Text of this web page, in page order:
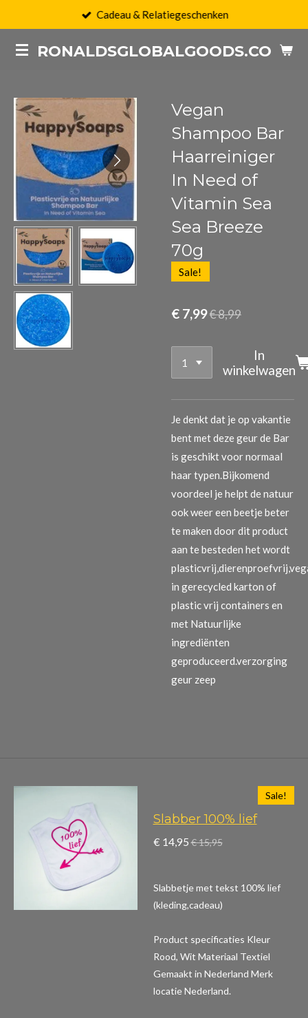
naar
RONALDSGLOBALGOODS.COM
Cadeau & Relatiegeschenken
Vegan
Shampoo Bar
Haarreiniger
In Need of
Vitamin Sea
Sea Breeze
70g
Sale!
€ 7,99€ 8,99
In
winkelwagen
Je denkt dat je op vakantie
bent met deze geur de Bar
is geschikt voor normaal
haar typen.Bijkomend
voordeel je helpt de natuur
ook weer een beetje beter
te maken door dit product
aan te besteden het wordt
in gerecycled karton of
plastic vrij containers en
met Natuurlijke
ingrediënten
geproduceerd.verzorging
geur zeep
Sale!
Slabber 100% lief
€ 14,95 € 15,95
Slabbetje met tekst 100% lief
(kleding,cadeau)
Product specificaties Kleur
Rood, Wit Materiaal Textiel
Gemaakt in Nederland Merk
locatie Nederland.